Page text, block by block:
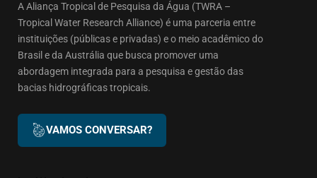
A Aliança Tropical de Pesquisa da Água (TWRA –
Tropical Water Research Alliance) é uma parceria entre
instituições (públicas e privadas) e o meio acadêmico do
Brasil e da Austrália que busca promover uma
abordagem integrada para a pesquisa e gestão das
bacias hidrográficas tropicais.
VAMOS CONVERSAR?